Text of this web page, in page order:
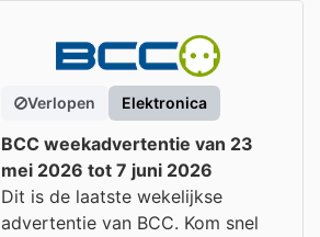
Verlopen Elektronica
BCC weekadvertentie van 23
mei 2026 tot 7 juni 2026
Dit is de laatste wekelijkse
advertentie van BCC. Kom snel